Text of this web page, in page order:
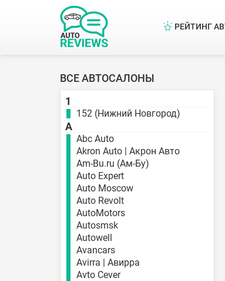
РЕЙТИНГ
ВСЕ АВТОСАЛОНЫ
1
152 (Нижний Новгород)
A
Abc Auto
Akron Auto | Акрон Авто
Am-Bu.ru (Ам-Бу)
Auto Expert
Auto Moscow
Auto Revolt
AutoMotors
Autosmsk
Autowell
Avancars
Avirra | Авирра
Avto Cever